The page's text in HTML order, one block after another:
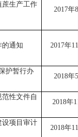
蔗生产工作
2017年8
的通知 2017年11
护暂行办
2018年5
性文件自
2018年
设项目审计
2018年11